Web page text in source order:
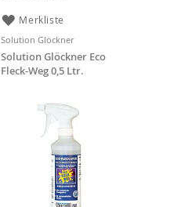
Merkliste
Solution Glöckner
Solution Glöckner Eco
Fleck-Weg 0,5 Ltr.